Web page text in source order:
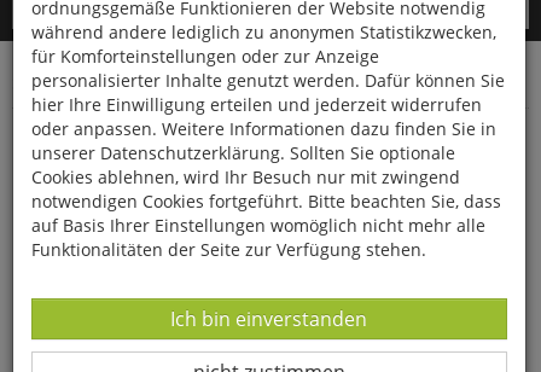
Startseite Bücher Biologie allgemein Ornithologie
Ornis
ordnungsgemäße Funktionieren der Website notwendig
während andere lediglich zu anonymen Statistikzwecken,
für Komforteinstellungen oder zur Anzeige
personalisierter Inhalte genutzt werden. Dafür können Sie
hier Ihre Einwilligung erteilen und jederzeit widerrufen
oder anpassen. Weitere Informationen dazu finden Sie in
unserer Datenschutzerklärung. Sollten Sie optionale
Cookies ablehnen, wird Ihr Besuch nur mit zwingend
notwendigen Cookies fortgeführt. Bitte beachten Sie, dass
auf Basis Ihrer Einstellungen womöglich nicht mehr alle
Funktionalitäten der Seite zur Verfügung stehen.
Datenverarbeitung -
Ich bin einverstanden